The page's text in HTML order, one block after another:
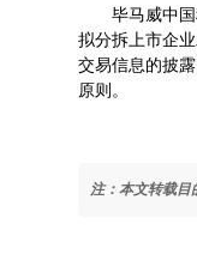
毕马威中国税
拟分拆上市企
交易信息的披
原则。
注：本文转载目